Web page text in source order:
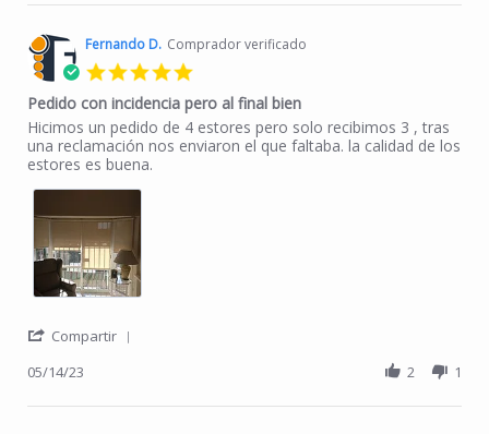
Fernando D. Comprador verificado
Pedido con incidencia pero al final bien
Review by Fernando D. on 14 May 2023
review stating Pedido con incidencia pero al final bien
Hicimos un pedido de 4 estores pero solo recibimos 3 , tras
una reclamación nos enviaron el que faltaba. la calidad de los
estores es buena.
Compartir
05/14/23 2 1